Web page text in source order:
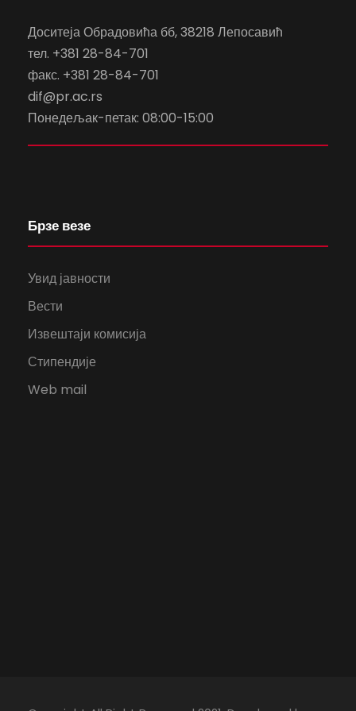
Доситеја Обрадовића бб, 38218 Лепосавић
тел. +381 28-84-701
факс. +381 28-84-701
dif@pr.ac.rs
Понедељак-петак: 08:00-15:00
Брзе везе
Увид јавности
Вести
Извештаји комисија
Стипендије
Web mail